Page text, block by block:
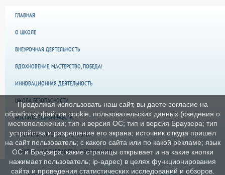
ГЛАВНАЯ
О ШКОЛЕ
ВНЕУРОЧНАЯ ДЕЯТЕЛЬНОСТЬ
ВДОХНОВЕНИЕ, МАСТЕРСТВО, ПОБЕДА!
ИННОВАЦИОННАЯ ДЕЯТЕЛЬНОСТЬ
ШКОЛА БЕЗОПАСНОСТИ
ВОСПИТАТЕЛЬНАЯ РАБОТА
«ПРОФИЛАКТИКА ЭКСТРЕМИЗМА»
ЭЛЕКТРОННАЯ БИБЛИОТЕКА ОБРАЗОВАНИЯ
Продолжая использовать наш сайт, вы даете согласие на
обработку файлов cookie, пользовательских данных (сведения о
местоположении; тип и версия ОС; тип и версия Браузера; тип
устройства и разрешение его экрана; источник откуда пришел
на сайт пользователь; с какого сайта или по какой рекламе; язык
ОС и Браузера; какие страницы открывает и на какие кнопки
нажимает пользователь; ip-адрес) в целях функционирования
сайта и проведения статистических исследований и обзоров.